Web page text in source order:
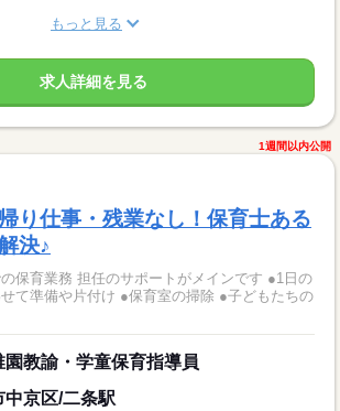
もっと見る
求人詳細を見る
1週間以内公開
り仕事・残業なし！保育士ある
決♪
育業務 担任のサポートがメインです ●1日の
て準備や片付け ●保育室の掃除 ●子どもたちの
教諭・学童保育指導員
京区/二条駅